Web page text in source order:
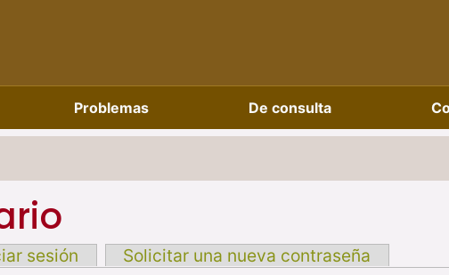
Problemas De consulta
sesión Solicitar una nueva contraseña